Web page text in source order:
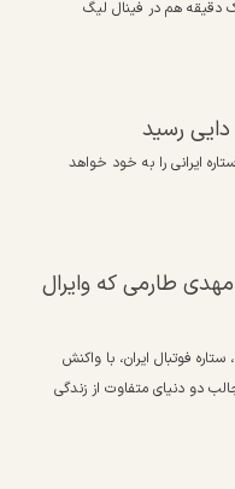
دقیقه هم در فینال لیگ
رسید
ایرانی را به خود خواهد
طارمی که وایرال
فوتبال ایران، با واکنش
دو دنیای متفاوت از زندگی